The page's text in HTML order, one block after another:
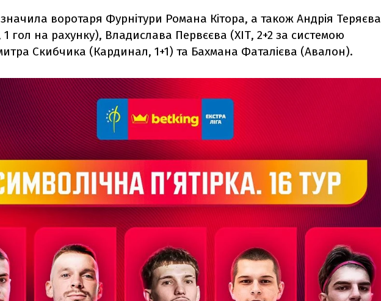
воротаря Фурнітури Романа Кітора, а також Андрія Теряєва
1 гол на рахунку), Владислава Первєєва (ХІТ, 2+2 за системою
Скибчика (Кардинал, 1+1) та Бахмана Фаталієва (Авалон).